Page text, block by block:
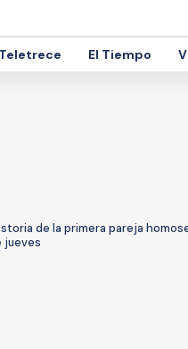
El Tiempo
de la primera pareja
jueves